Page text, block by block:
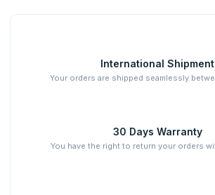
International Shipment
Your orders are shipped seamlessly
30 Days Warranty
You have the right to return your orders